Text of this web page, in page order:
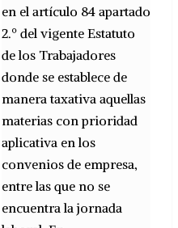
en el artículo 84 apartado
2.º del vigente Estatuto
de los Trabajadores
donde se establece de
manera taxativa aquellas
materias con prioridad
aplicativa en los
convenios de empresa,
entre las que no se
encuentra la jornada